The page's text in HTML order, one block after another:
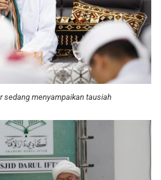
sedang menyampaikan tausiah